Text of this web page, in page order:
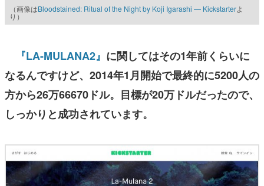
（画像はBloodstained: Ritual of the Night by Koji Igarashi — Kickstarterよ
り）
『LA-MULANA2』 に関してはその1年前くらいに
なるんですけど、2014年1月開始で最終的に5200人の
方から26万66670ドル。目標が20万ドルだったので、
しっかりと成功されています。